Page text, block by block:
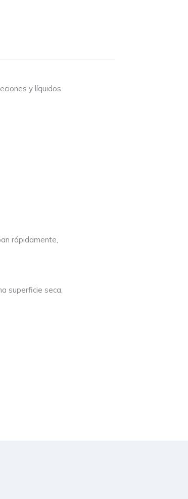
y líquidos.
rápidamente,
superficie seca.